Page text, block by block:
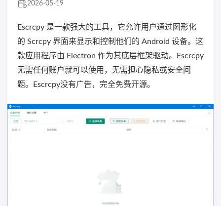
2026-05-19
Escrcpy 是一款强大的工具，它允许用户通过图形化
的 Scrcpy 界面来显示和控制他们的 Android 设备。这
款应用程序由 Electron 作为其底层框架驱动。Escrcpy
无需任何账户就可以使用，无需担心隐私或安全问
题。Escrcpy没有广告，完全免费开源。